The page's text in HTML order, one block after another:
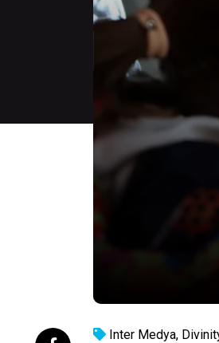
Inter Medya,